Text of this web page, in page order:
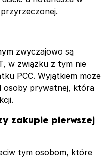
zwyczajowo są
w związku z tym nie
PCC. Wyjątkiem może
osoby prywatnej, która
zakupie pierwszej
tym osobom, które